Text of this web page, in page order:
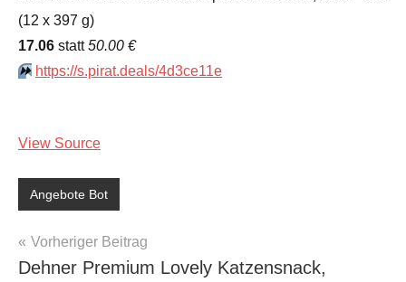
(12 x 397 g)
17.06 statt50.00 €
⏩️ https://s.pirat.deals/4d3ce11e
View Source
Angebote Bot
Beitragsnavigation
Vorheriger Beitrag
Dehner Premium Lovely Katzensnack,